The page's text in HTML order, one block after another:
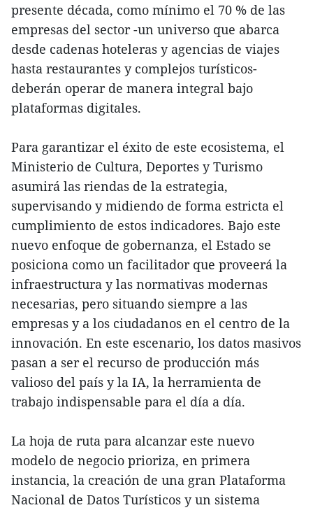
presente década, como mínimo el 70 % de las
empresas del sector -un universo que abarca
desde cadenas hoteleras y agencias de viajes
hasta restaurantes y complejos turísticos-
deberán operar de manera integral bajo
plataformas digitales.
Para garantizar el éxito de este ecosistema, el
Ministerio de Cultura, Deportes y Turismo
asumirá las riendas de la estrategia,
supervisando y midiendo de forma estricta el
cumplimiento de estos indicadores. Bajo este
nuevo enfoque de gobernanza, el Estado se
posiciona como un facilitador que proveerá la
infraestructura y las normativas modernas
necesarias, pero situando siempre a las
empresas y a los ciudadanos en el centro de la
innovación. En este escenario, los datos masivos
pasan a ser el recurso de producción más
valioso del país y la IA, la herramienta de
trabajo indispensable para el día a día.
La hoja de ruta para alcanzar este nuevo
modelo de negocio prioriza, en primera
instancia, la creación de una gran Plataforma
Nacional de Datos Turísticos y un sistema